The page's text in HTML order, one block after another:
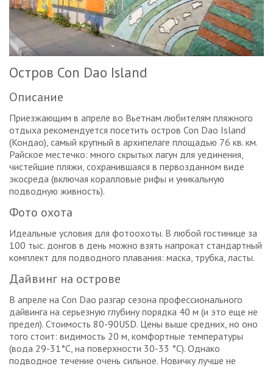
Остров Con Dao Island
Описание
Приезжающим в апреле во Вьетнам любителям пляжного
отдыха рекомендуется посетить остров Con Dao Island
(Кондао), самый крупный в архипелаге площадью 76 кв. км.
Райское местечко: много скрытых лагун для уединения,
чистейшие пляжи, сохранившаяся в первозданном виде
экосреда (включая коралловые рифы и уникальную
подводную живность).
Фото охота
Идеальные условия для фотоохоты. В любой гостинице за
100 тыс. донгов в день можно взять напрокат стандартный
комплект для подводного плавания: маска, трубка, ласты.
Дайвинг на острове
В апреле на Con Dao разгар сезона профессионального
дайвинга на серьезную глубину порядка 40 м (и это еще не
предел). Стоимость 80-90USD. Цены выше средних, но оно
того стоит: видимость 20 м, комфортные температуры
(вода 29-31°C, на поверхности 30-33 °C). Однако
подводное течение очень сильное. Новичку лучше не